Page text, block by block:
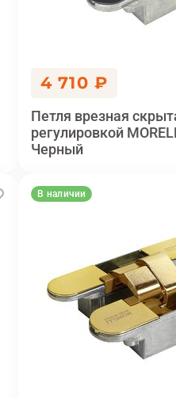
4 710 ₽
Петля врезная
регулировкой
Черный
В наличии